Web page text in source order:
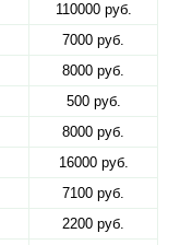
110000 руб.
7000 руб.
8000 руб.
500 руб.
8000 руб.
16000 руб.
7100 руб.
2200 руб.